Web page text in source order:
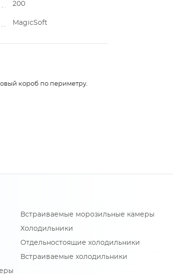
200
MagicSoft
короб по периметру.
Встраиваемые морозильные камеры
Холодильники
Отдельностоящие холодильники
Встраиваемые холодильники